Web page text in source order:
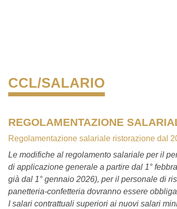
CCL/SALARIO
REGOLAMENTAZIONE
Regolamentazione salariale ristorazione dal
Le modifiche al regolamento salariale per il
di applicazione generale a partire dal 1°
già dal 1° gennaio 2026), per il personale di
panetteria-confetteria dovranno essere
I salari contrattuali superiori ai nuovi salari